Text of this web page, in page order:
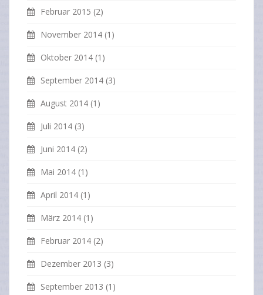
Februar 2015 (2)
November 2014 (1)
Oktober 2014 (1)
September 2014 (3)
August 2014 (1)
Juli 2014 (3)
Juni 2014 (2)
Mai 2014 (1)
April 2014 (1)
März 2014 (1)
Februar 2014 (2)
Dezember 2013 (3)
September 2013 (1)